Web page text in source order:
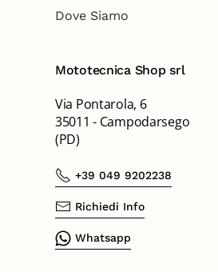
Dove Siamo
Mototecnica Shop srl
Via Pontarola, 6
35011 - Campodarsego
(PD)
+39 049 9202238
Richiedi Info
Whatsapp